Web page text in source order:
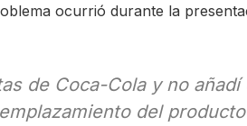
ocurrió durante la
de Coca-Cola y no añadí
del